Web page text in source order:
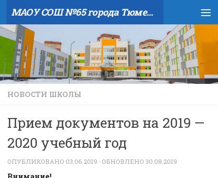
Skip to content МАОУ СОШ №65 города Тюмени
НОВОСТИ ШКОЛЫ
Прием документов на 2019 —
2020 учебный год
ОПУБЛИКОВАНО 03.06.2019 · ОБНОВЛЕНО 30.08.2019
Внимание!